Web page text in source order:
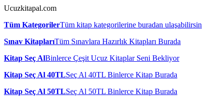
Ucuzkitapal.com
Tüm KategorilerTüm kitap kategorilerine buradan ulaşabilirsin
Sınav KitaplarıTüm Sınavlara Hazırlık Kitapları Burada
Kitap Seç AlBinlerce Çeşit Ucuz Kitaplar Seni Bekliyor
Kitap Seç Al 40TLSeç Al 40TL Binlerce Kitap Burada
Kitap Seç Al 50TLSeç Al 50TL Binlerce Kitap Burada